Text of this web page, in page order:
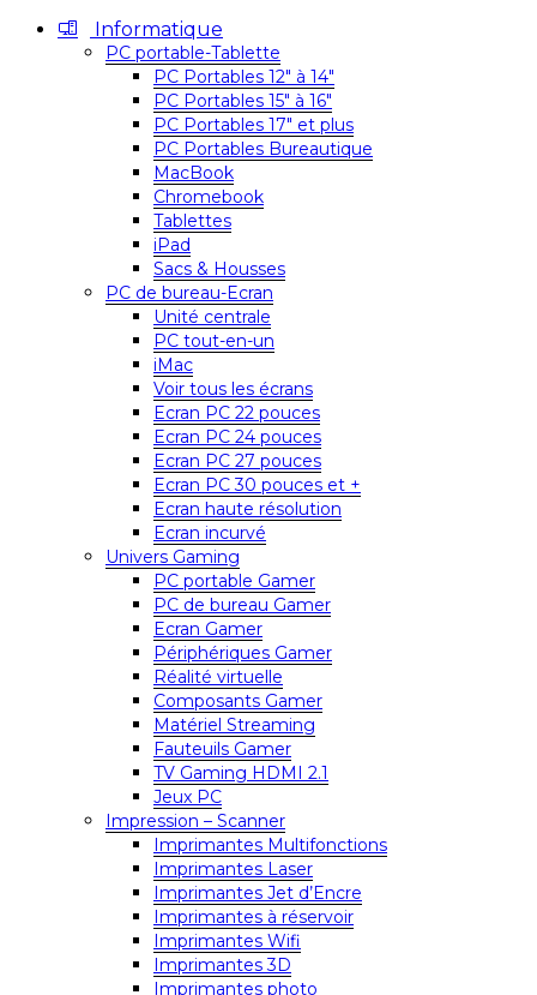
Informatique
PC portable-Tablette
PC Portables 12″ à 14″
PC Portables 15″ à 16″
PC Portables 17″ et plus
PC Portables Bureautique
MacBook
Chromebook
Tablettes
iPad
Sacs & Housses
PC de bureau-Ecran
Unité centrale
PC tout-en-un
iMac
Voir tous les écrans
Ecran PC 22 pouces
Ecran PC 24 pouces
Ecran PC 27 pouces
Ecran PC 30 pouces et +
Ecran haute résolution
Ecran incurvé
Univers Gaming
PC portable Gamer
PC de bureau Gamer
Ecran Gamer
Périphériques Gamer
Réalité virtuelle
Composants Gamer
Matériel Streaming
Fauteuils Gamer
TV Gaming HDMI 2.1
Jeux PC
Impression – Scanner
Imprimantes Multifonctions
Imprimantes Laser
Imprimantes Jet d’Encre
Imprimantes à réservoir
Imprimantes Wifi
Imprimantes 3D
Imprimantes photo